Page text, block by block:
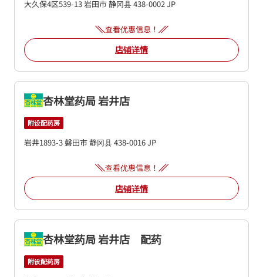
大久保4区539-13岩田市静冈县438-0002 JP
查看优惠信息！
店铺详情
杏林堂药局 岩井店
附设配药房
岩井1893-3磐田市静冈县438-0016JP
查看优惠信息！
店铺详情
杏林堂药局 岩井店 配药
附设配药房